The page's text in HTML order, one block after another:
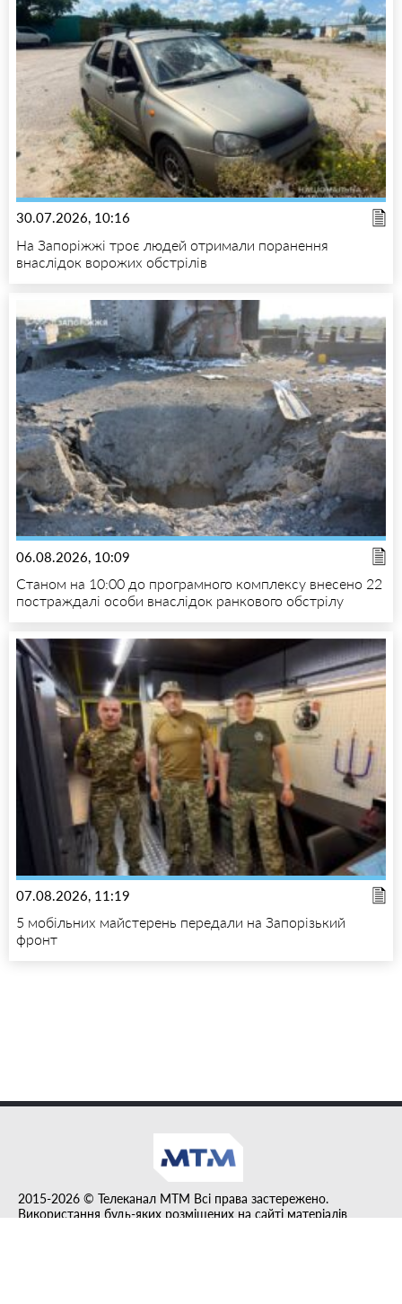
30.07.2026, 10:16
На Запоріжжі троє людей отримали поранення
внаслідок ворожих обстрілів
06.08.2026, 10:09
Станом на 10:00 до програмного комплексу внесено 22
постраждалі особи внаслідок ранкового обстрілу
07.08.2026, 11:19
5 мобільних майстерень передали на Запорізький
фронт
2015-2026 © Телеканал MTM Всі права застережено.
Використання будь-яких розміщених на сайті матеріалів